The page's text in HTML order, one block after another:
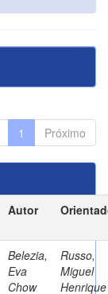
1 Próximo
Autor
Belezia,
Eva
Chow
Russo,
Miguel
Henrique